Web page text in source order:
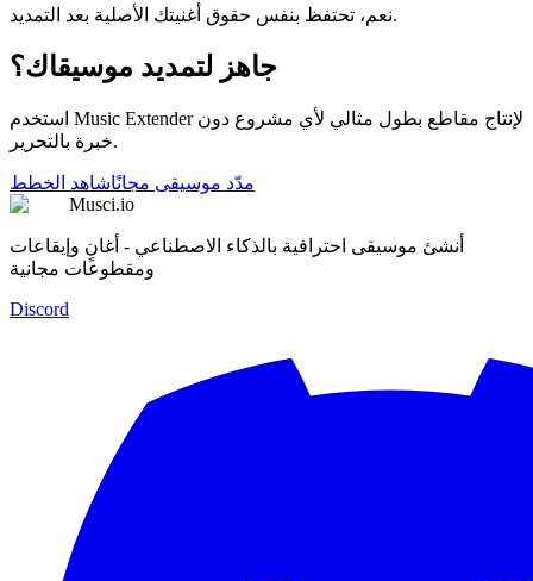
نعم، تحتفظ بنفس حقوق أغنيتك الأصلية بعد التمديد.
جاهز لتمديد موسيقاك؟
استخدم Music Extender لإنتاج مقاطع بطول مثالي لأي مشروع دون
خبرة بالتحرير.
مدّد موسيقى مجانًاشاهد الخطط
Musci.io
أنشئ موسيقى احترافية بالذكاء الاصطناعي - أغانٍ وإيقاعات
ومقطوعات مجانية
Discord